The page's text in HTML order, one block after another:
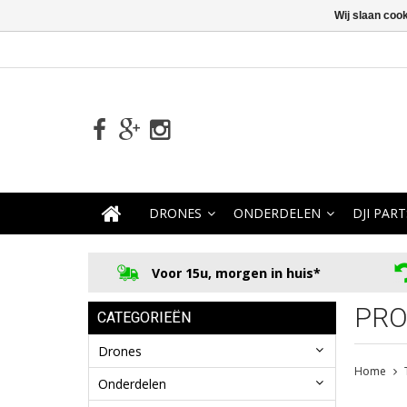
DRONES ONDERDELEN DJI
Voor 15u, morgen in huis*
CATEGORIEËN
Drones
Onderdelen
Home
Wij slaan